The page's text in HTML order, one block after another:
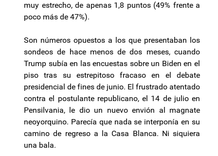
muy estrecho, de apenas 1,8 puntos (49% frente a
poco más de 47%).
Son números opuestos a los que presentaban los
sondeos de hace menos de dos meses, cuando
Trump subía en las encuestas sobre un Biden en el
piso tras su estrepitoso fracaso en el debate
presidencial de fines de junio. El frustrado atentado
contra el postulante republicano, el 14 de julio en
Pensilvania, le dio un nuevo envión al magnate
neoyorquino. Parecía que nada se interponía en su
camino de regreso a la Casa Blanca. Ni siquiera
una bala.